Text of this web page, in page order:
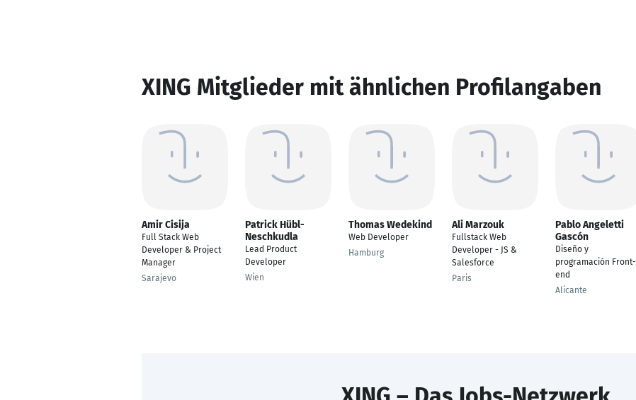
XING Mitglieder mit ähnlichen Profilangaben
Amir Cisija
Full Stack Web
Developer & Project
Manager
Sarajevo
Patrick Hübl-
Neschkudla
Lead Product
Developer
Wien
Thomas Wedekind
Web Developer
Hamburg
Ali Marzouk
Fullstack Web
Developer - JS &
Salesforce
Paris
Pablo Angeletti
Gascón
Diseño y
programación Front-
end
Alicante